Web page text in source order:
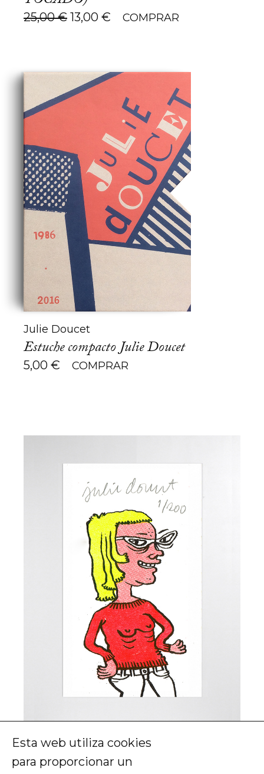
25,00€ El
13,00 € COMPRAR
Julie Doucet
Estuche compacto Julie Doucet
5,00 € COMPRAR
Julie Doucet
Exlibris Comics (1994-2016)
Esta web utiliza cookies
para proporcionar un